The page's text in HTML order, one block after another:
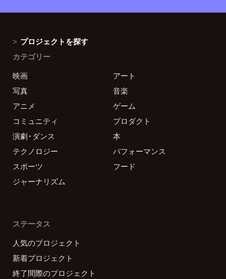
プロジェクトを探す
カテゴリー
映画
アート
写真
音楽
アニメ
ゲーム
コミュニティ
プロダクト
演劇・ダンス
本
テクノロジー
パフォーマンス
スポーツ
フード
ジャーナリズム
ステータス
人気のプロジェクト
新着プロジェクト
終了間際のプロジェクト